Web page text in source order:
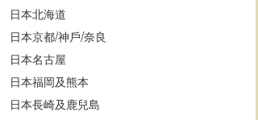
日本北海道
日本京都/神戶/奈良
日本名古屋
日本福岡及熊本
日本長崎及鹿兒島